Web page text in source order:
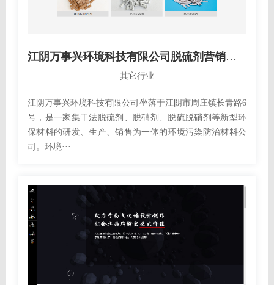
江阴万事兴环境科技有限公司脱硫剂营销型网站建设开发制作案例
其它行业
江阴万事兴环境科技有限公司坐落于江阴市周庄镇长青路6
号，是一家集干法脱硫剂、脱硝剂、脱硫脱硝剂等新型环
保材料的研发、生产、销售为一体的环境污染防治材料公
司。环境···